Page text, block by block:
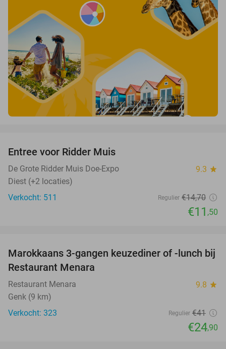
Entree voor Ridder Muis
De Grote Ridder Muis Doe-Expo 9.3 star
Diest (+2 locaties)
Verkocht: 511
Regulier €14,70
€11 ,50
39%
Marokkaans 3-gangen keuzediner of -lunch bij
Restaurant Menara
Restaurant Menara 9.8 star
Genk (9 km)
Verkocht: 323
Regulier €41
€24,90